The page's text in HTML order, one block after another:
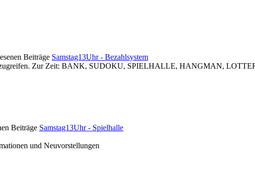
Samstag13Uhr - Bezahlsystem
zugreifen. Zur Zeit: BANK, SUDOKU, SPIELHALLE, HANGMAN,
Samstag13Uhr - Spielhalle
und Neuvorstellungen